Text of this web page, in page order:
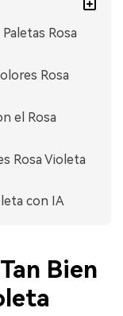
Rosa
Rosa
el Rosa
Rosa Violeta
con IA
Bien